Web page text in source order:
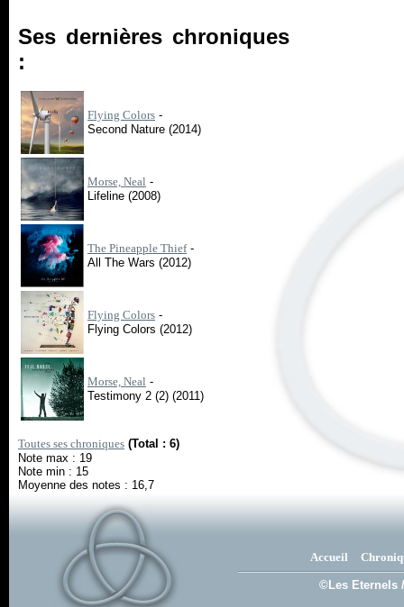
Ses dernières chroniques
:
Flying Colors -
Second Nature (2014)
Morse, Neal -
Lifeline (2008)
The Pineapple Thief-
All The Wars (2012)
Flying Colors -
Flying Colors (2012)
Morse, Neal -
Testimony 2 (2) (2011)
Toutes ses chroniques (Total : 6)
Note max : 19
Note min : 15
Moyenne des notes : 16,7
Accueil
©Les Eternels